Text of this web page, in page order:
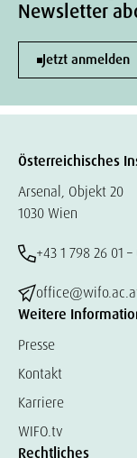
Newsletter
Jetzt anmelden
Österreichisches
Arsenal, Objekt 20
1030 Wien
+43 1 798 26 01 –
Weitere
Presse
Kontakt
Karriere
WIFO.tv
Rechtliches